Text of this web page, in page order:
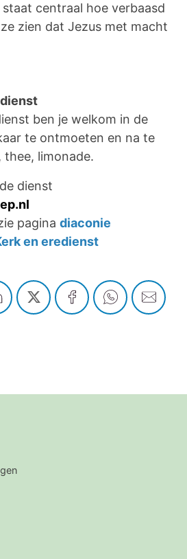
staat centraal hoe verbaasd
zien dat Jezus met macht
ben je welkom in de
te ontmoeten en na te
limonade.
dienst
pagina diaconie
en eredienst